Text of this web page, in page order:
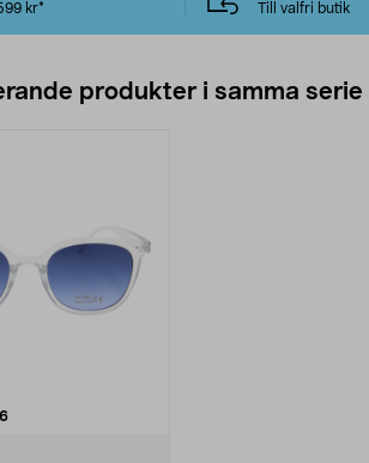
kr*
Till valfri butik
produkter i samma serie
recensioner